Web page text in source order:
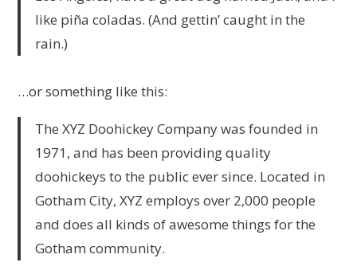
like piña coladas. (And gettin’ caught in the
rain.)
…or something like this:
The XYZ Doohickey Company was founded in
1971, and has been providing quality
doohickeys to the public ever since. Located in
Gotham City, XYZ employs over 2,000 people
and does all kinds of awesome things for the
Gotham community.